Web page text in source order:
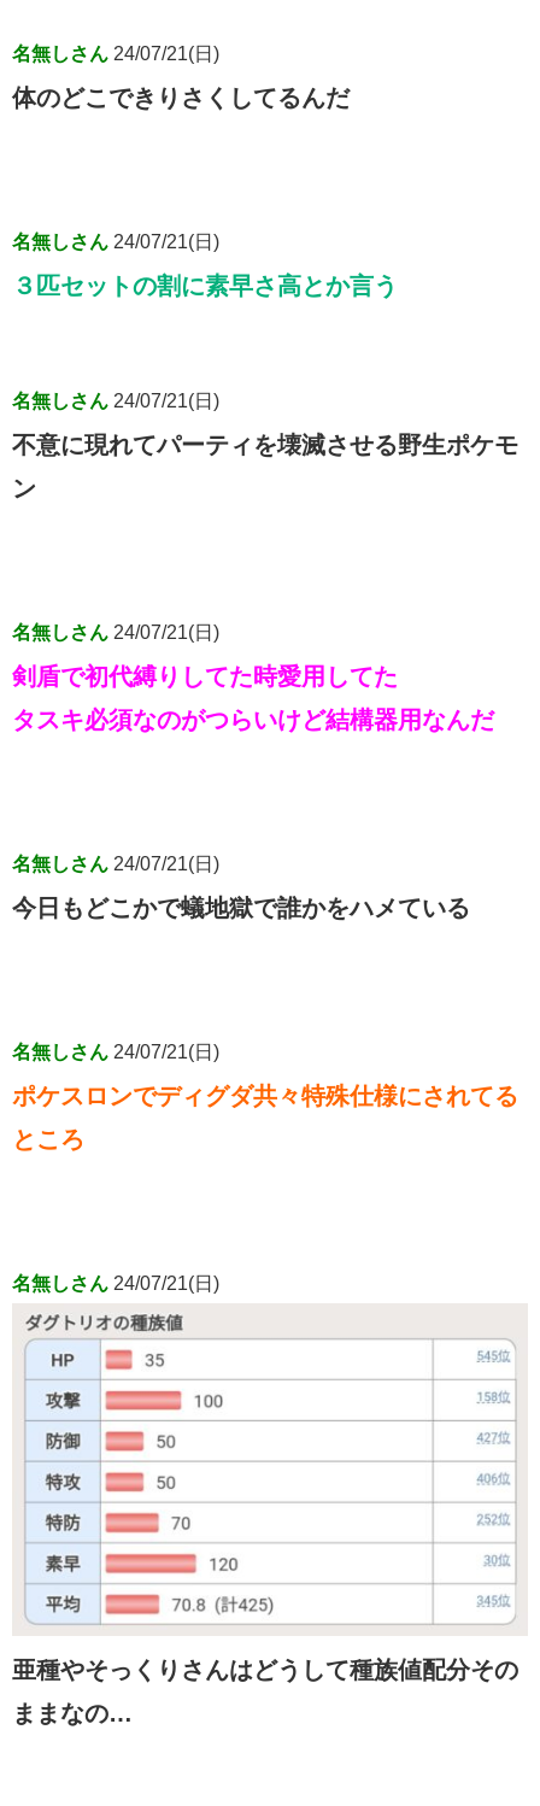
名無しさん 24/07/21(日)
体のどこできりさくしてるんだ
名無しさん 24/07/21(日)
３匹セットの割に素早さ高とか言う
名無しさん 24/07/21(日)
不意に現れてパーティを壊滅させる野生ポケモ
ン
名無しさん 24/07/21(日)
剣盾で初代縛りしてた時愛用してた
タスキ必須なのがつらいけど結構器用なんだ
名無しさん 24/07/21(日)
今日もどこかで蟻地獄で誰かをハメている
名無しさん 24/07/21(日)
ポケスロンでディグダ共々特殊仕様にされてる
ところ
名無しさん 24/07/21(日)
亜種やそっくりさんはどうして種族値配分その
ままなの…